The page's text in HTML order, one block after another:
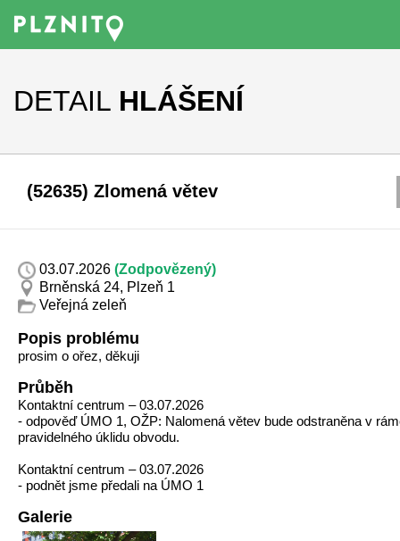
DETAIL HLÁŠENÍ
(52635) Zlomená větev
03.07.2026 (Zodpovězený)
Brněnská 24, Plzeň 1
Veřejná zeleň
Popis problému
prosim o ořez, děkuji
Průběh
Kontaktní centrum – 03.07.2026
- odpověď ÚMO 1, OŽP: Nalomená větev bude odstraněna v
pravidelného úklidu obvodu.
Kontaktní centrum – 03.07.2026
- podnět jsme předali na ÚMO 1
Galerie